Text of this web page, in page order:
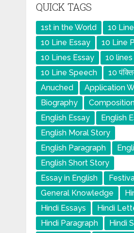
QUICK TAGS
1st in the World
10
10 Line Essay
10 Line
10 Lines Essay
10
10 Line Speech
10
Anuched
Application
Biography
English Essay
English
English Moral Story
English Paragraph
English Short Story
Essay in English
General Knowledge
Hindi Essays
Hindi
Hindi Paragraph
Hindi